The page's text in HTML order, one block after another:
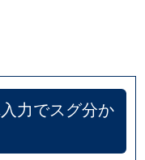
力でスグ分か